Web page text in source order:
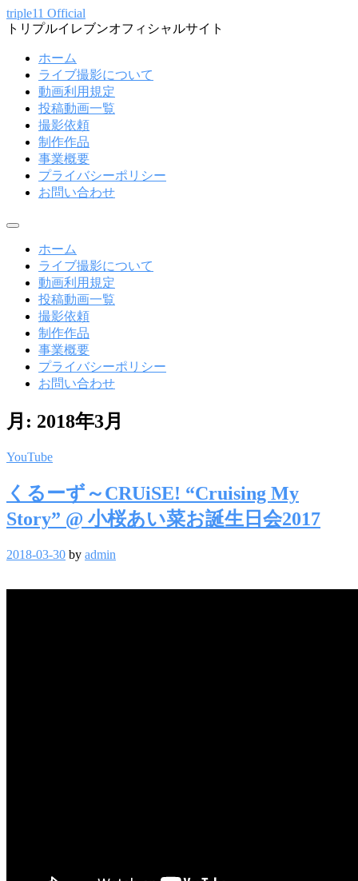
コ
ン
triple11 Official
トリプルイレブンオフィシャルサイト
ホーム
ライブ撮影について
動画利用規定
投稿動画一覧
撮影依頼
制作作品
事業概要
プライバシーポリシー
お問い合わせ
メ
ホーム
ライブ撮影について
動画利用規定
投稿動画一覧
撮影依頼
制作作品
事業概要
プライバシーポリシー
お問い合わせ
月: 2018年3月
YouTube
くるーず～CRUiSE! “Cruising My
Story” @ 小桜あい菜お誕生日会2017
2018-03-30 by admin